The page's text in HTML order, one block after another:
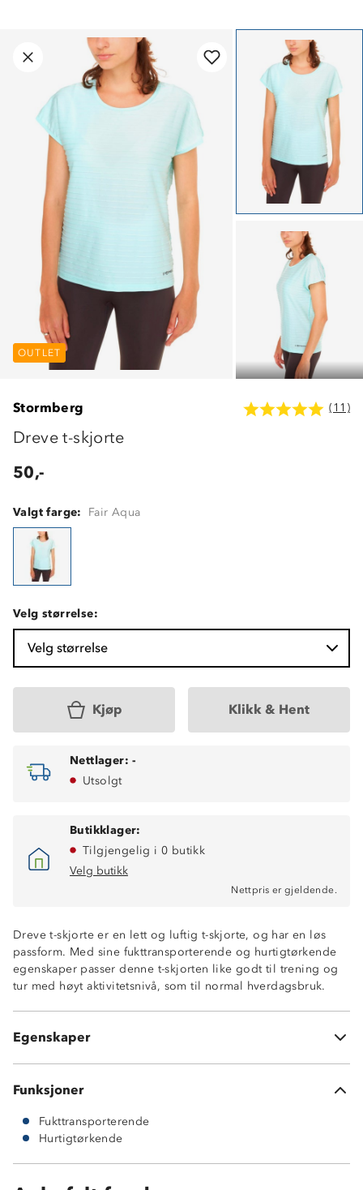
OUTLET OUTLET
OUTLET
Stormberg (11)
Dreve t-skjorte
50,-
Valgt farge: Fair Aqua
Velg størrelse:
Velg størrelse
Kjøp Klikk & Hent
Nettlager: -
Utsolgt
Butikklager:
Tilgjengelig i 0 butikk
Velg butikk
Nettpris er gjeldende.
Dreve t-skjorte er en lett og luftig t-skjorte, og har en løs
passform. Med sine fukttransporterende og hurtigtørkende
egenskaper passer denne t-skjorten like godt til trening og
tur med høyt aktivitetsnivå, som til normal hverdagsbruk.
Egenskaper
Fukttransporterende
Hurtigtørkende
Vekt: 180 gram
Funksjoner
Fukttransporterende
Hurtigtørkende